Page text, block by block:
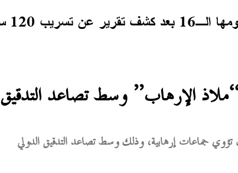
120 سؤالاً
الإرهاب” وسط تصاعد التدقيق
تؤوي جماعات إرهابية، وذلك وسط تصاعد التدقيق الدولي